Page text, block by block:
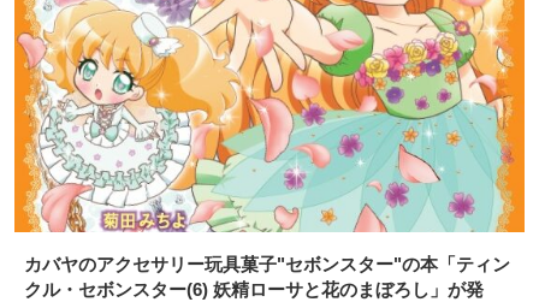
カバヤのアクセサリー玩具菓子"セボンスター"の本「ティン
クル・セボンスター(6) 妖精ローサと花のまぼろし」が発